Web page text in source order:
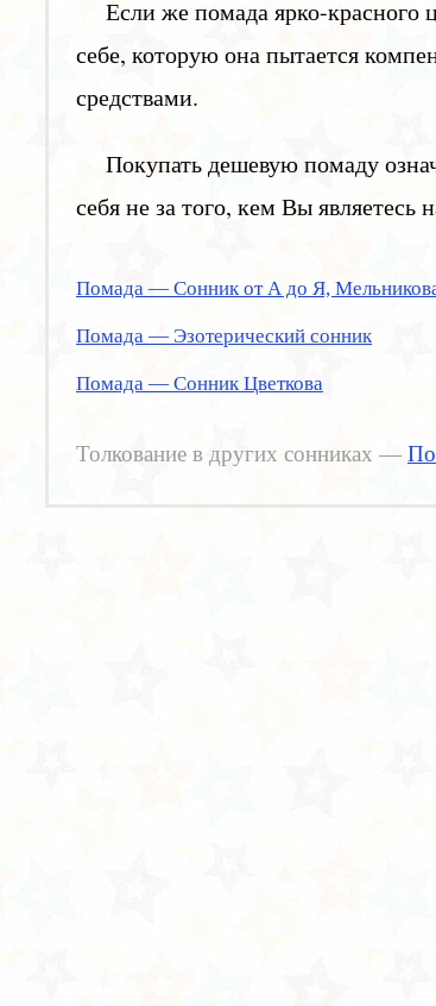
Если же помада ярко-красного
себе, которую она пытается
средствами.
Покупать дешевую помаду
себя не за того, кем Вы являетесь
Помада — Сонник от А до Я,
Помада — Эзотерический сонник
Помада — Сонник Цветкова
Толкование в других сонниках —